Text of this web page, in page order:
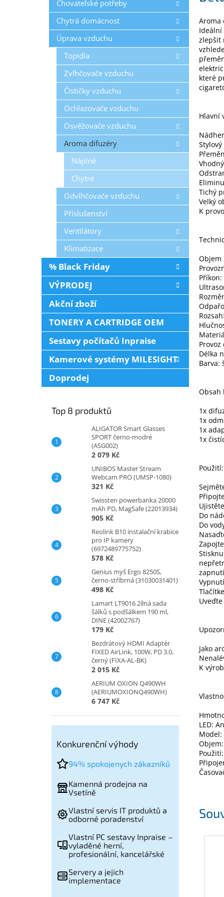
Chovatelské potřeby
Chytrá domácnost
Úprava vzduchu
Topidla
Zvlhčovače vzduchu
Čističky vzduchu
Ochlazovače vzduchu
Osvěžovače vzduchu
Aroma difuzéry
Náplně
Chytré
Odvlhčovače vzduchu
Příslušenství
Ventilátory
Klimatizace
% Black Friday
VÝPRODEJ
Akční zboží
TONERY A CARTRIDGE OEM
Sestavy počítačů Inpraise
Kamerové systémy MILESIGHT
Doprodej
Top 8 produktů
ALIGATOR Smart Glasses
SPORT černo-modré
(ASG002)
2 079 Kč
UNIBOS Master Stream
Webcam PRO (UMSP-1080)
321 Kč
Swissten powerbanka 20000
mAh PD, MagSafe (22013934)
905 Kč
Reolink B10 instalační krabice
pro IP kamery
(6972489775752)
578 Kč
Genius myš Ergo 8250S,
černo-stříbrná (31030031401)
498 Kč
Lamart LT9016 2ílná sada
šálků s podšálkem 190 ml,
DINE (42002767)
179 Kč
Bezdrátový HDMI Adaptér
FIXED AirLink, 100W, PD 3.0,
černý (FIXA-AL-BK)
2 015 Kč
AERIUM OXION Q490WH
(AERIUMOXIONQ490WH)
6 747 Kč
Konkurenční výhody
94% spokojenych zákazníků
Kamenná prodejna na
Vsetíně
Vlastní servis IT produktů a
odborné poradenství
Vlastní PC sestavy Inpraise –
vyladěné herní,
profesionální, kancelářské
Servery a jejich
implementace
Aroma
Ideální
zlepšit
které
Hlavní
Tichý
Velký
K
Objem
Příkon:
Délka
Barva:
Obsah
1x
1x
1x
1x
Použití:
Do
Do
Jako
K
LED:
Model: